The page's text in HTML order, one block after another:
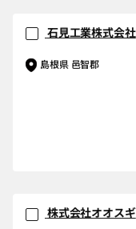
石見工業株式会社
島根県 邑智郡
株式会社オオスギ